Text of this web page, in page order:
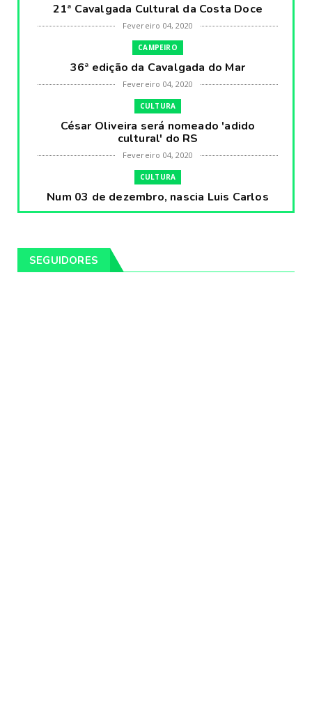
21ª Cavalgada Cultural da Costa Doce
Fevereiro 04, 2020
CAMPEIRO
36ª edição da Cavalgada do Mar
Fevereiro 04, 2020
CULTURA
César Oliveira será nomeado 'adido
cultural' do RS
Fevereiro 04, 2020
CULTURA
Num 03 de dezembro, nascia Luis Carlos
Prestes, o Cavaleiro ...
Pintores da Temática Gauchesca - parte
SEGUIDORES